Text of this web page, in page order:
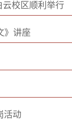
云校区顺利举行
》讲座
活动